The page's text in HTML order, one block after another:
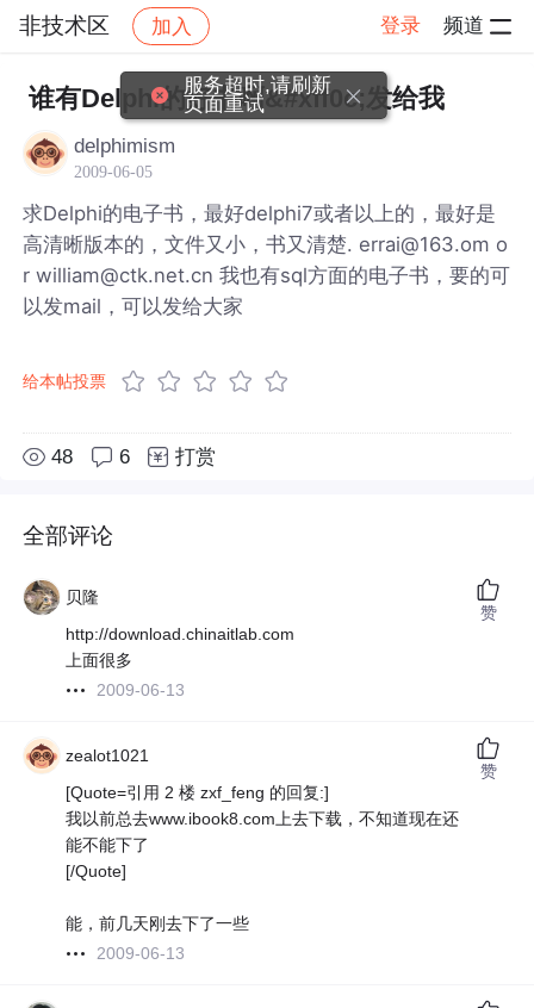
非技术区 加入 登录 频道
社区 非技术区 帖子详情
谁有Delphi的好书啊&#xff0c;发给我
delphimism
2009-06-05
求Delphi的电子书，最好delphi7或者以上的，最好是
高清晰版本的，文件又小，书又清楚. errai@163.om o
r william@ctk.net.cn 我也有sql方面的电子书，要的可
以发mail，可以发给大家
给本帖投票
48 6 打赏
全部评论
贝隆
http://download.chinaitlab.com
上面很多
2009-06-13
赞
zealot1021
[Quote=引用 2 楼 zxf_feng 的回复:]
我以前总去www.ibook8.com上去下载，不知道现在还
能不能下了
[/Quote]
能，前几天刚去下了一些
2009-06-13
赞
服务超时,请刷新
页面重试